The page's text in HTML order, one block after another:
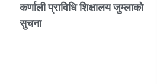
कर्णाली प्राविधि शिक्षालय जुम्लाको
सुचना